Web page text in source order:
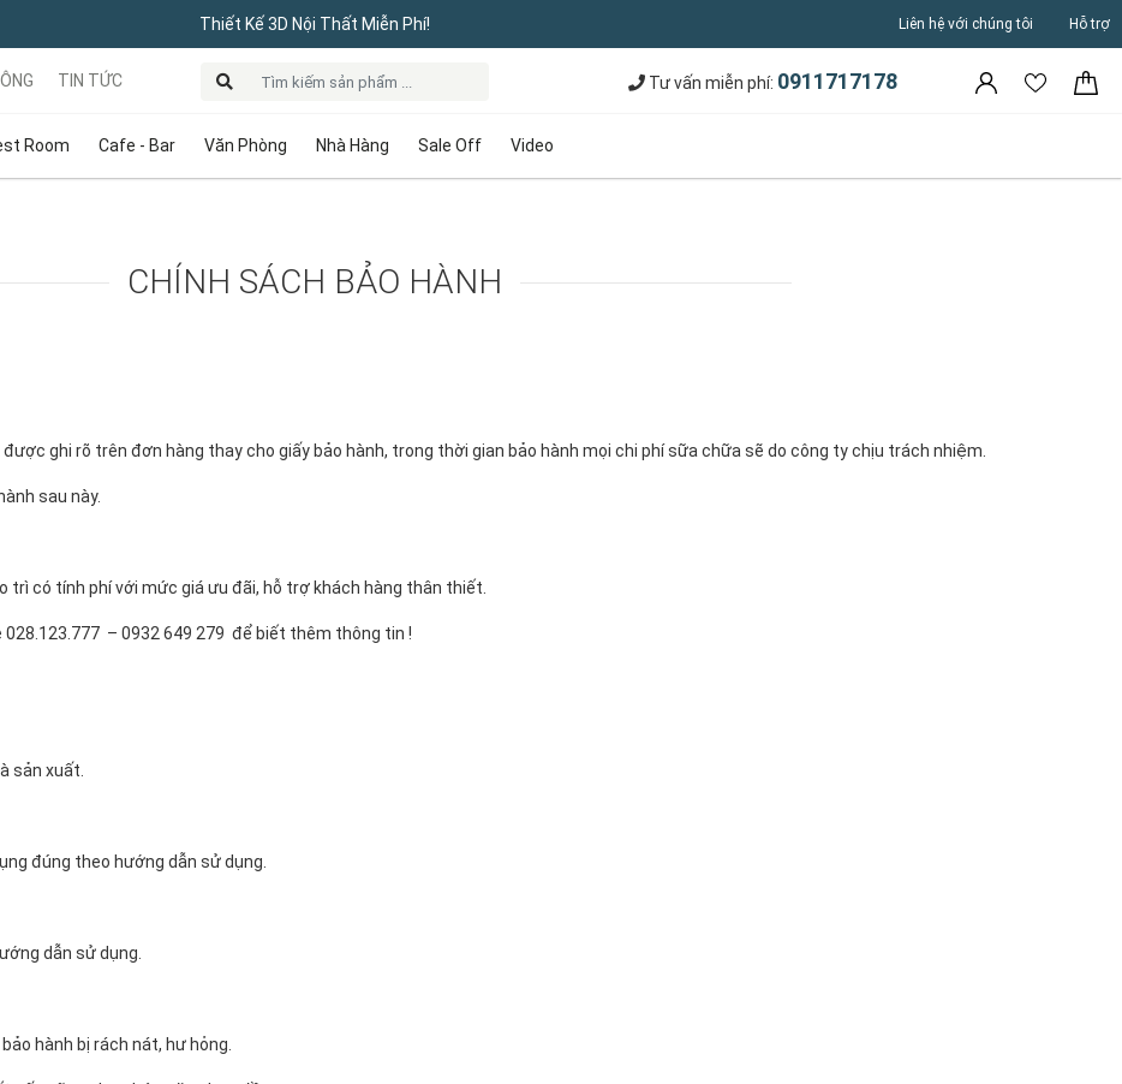
Thiết Kế 3D Nội Thất Miễn Phí! Liên hệ với chúng tôi Hỗ trợ
Room Cafe - Bar Văn Phòng Nhà Hàng Sale Off Video
TIN TỨC Tư vấn miễn phí: 0911717178
CHÍNH SÁCH BẢO HÀNH
ghi rõ trên đơn hàng thay cho giấy bảo hành, trong thời gian bảo hành mọi chi phí sữa chữa sẽ do công ty chịu trách nhiệm.
sau này.
có tính phí với mức giá ưu đãi, hỗ trợ khách hàng thân thiết.
– 0932 649 279 để biết thêm thông tin !
sản xuất.
đúng theo hướng dẫn sử dụng.
dẫn sử dụng.
hành bị rách nát, hư hỏng.